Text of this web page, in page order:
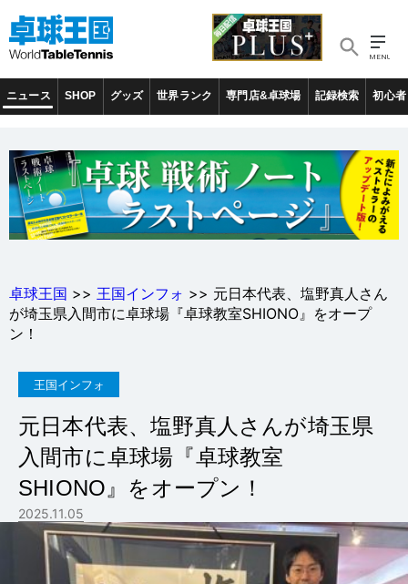
ニュース SHOP グッズ 世界ランク 専門店&卓球場 記録検索 初心者
卓球王国 >> 王国インフォ >> 元日本代表、塩野真人さん
が埼玉県入間市に卓球場『卓球教室SHIONO』をオープ
ン！
王国インフォ
元日本代表、塩野真人さんが埼玉県
入間市に卓球場『卓球教室
SHIONO』をオープン！
2025.11.05